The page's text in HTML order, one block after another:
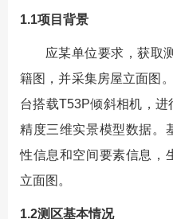
1.1项目背景
应某单位要求，获取
籍图，并采集房屋立面图
台搭载T53P倾斜相机，
精度三维实景模型数据。
性信息和空间要素信息，
立面图。
1.2测区基本情况